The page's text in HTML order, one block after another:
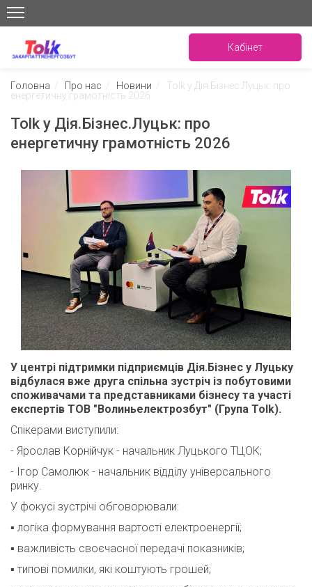
Кабінет
Головна / Про нас / Новини / Tolk у Дія.Бізнес.Луцьк: про
енергетичну грамотність 2026
Tolk у Дія.Бізнес.Луцьк: про
енергетичну грамотність 2026
У центрі підтримки підприємців Дія.Бізнес у Луцьку
відбулася вже друга спільна зустріч із побутовими
споживачами та представниками бізнесу та участі
експертів ТОВ "Волиньелектрозбут" (Група Tolk).
Спікерами виступили:
- Ярослав Корнійчук - начальник Луцького ТЦОК;
- Ігор Самолюк - начальник відділу універсального
ринку.
У фокусі зустрічі обговорювали:
▪️ логіка формування вартості електроенергії;
▪️ важливість своєчасної передачі показників;
▪️ типові помилки, які коштують грошей;